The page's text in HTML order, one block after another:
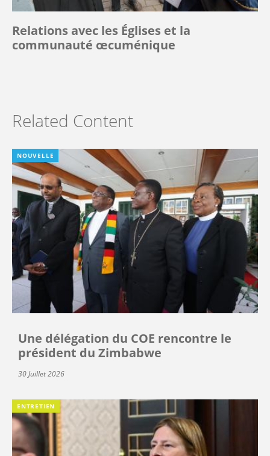
Relations avec les Églises et la
communauté œcuménique
Related Content
NOUVELLE
Une délégation du COE rencontre le
président du Zimbabwe
30 Juillet 2026
ENTRETIEN